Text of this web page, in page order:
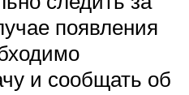
появления
и сообщать об